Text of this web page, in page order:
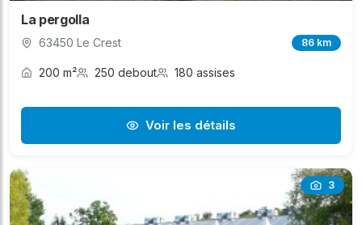
La pergolla
63450 Le Crest 86 km
200 m² 250 debout 180 assises
Voir les détails
3